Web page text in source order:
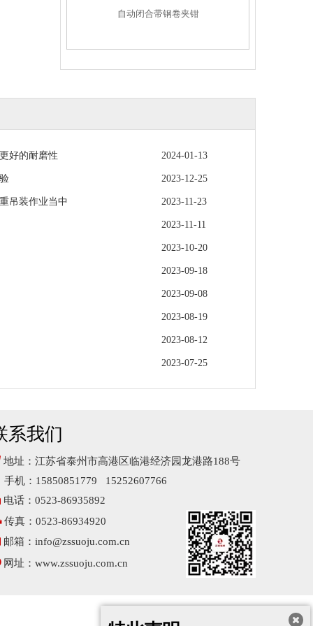
自动闭合带钢卷夹钳
好的耐磨性 2024-01-13
2023-12-25
吊装作业当中 2023-11-23
2023-11-11
2023-10-20
2023-09-18
2023-09-08
2023-08-19
2023-08-12
2023-07-25
系我们
地址：江苏省泰州市高港区临港经济园龙港路188号
机：15850851779 15252607766
电话：0523-86935892
传真：0523-86934920
邮箱： info@zssuoju.com.cn
网址： www.zssuoju.com.cn